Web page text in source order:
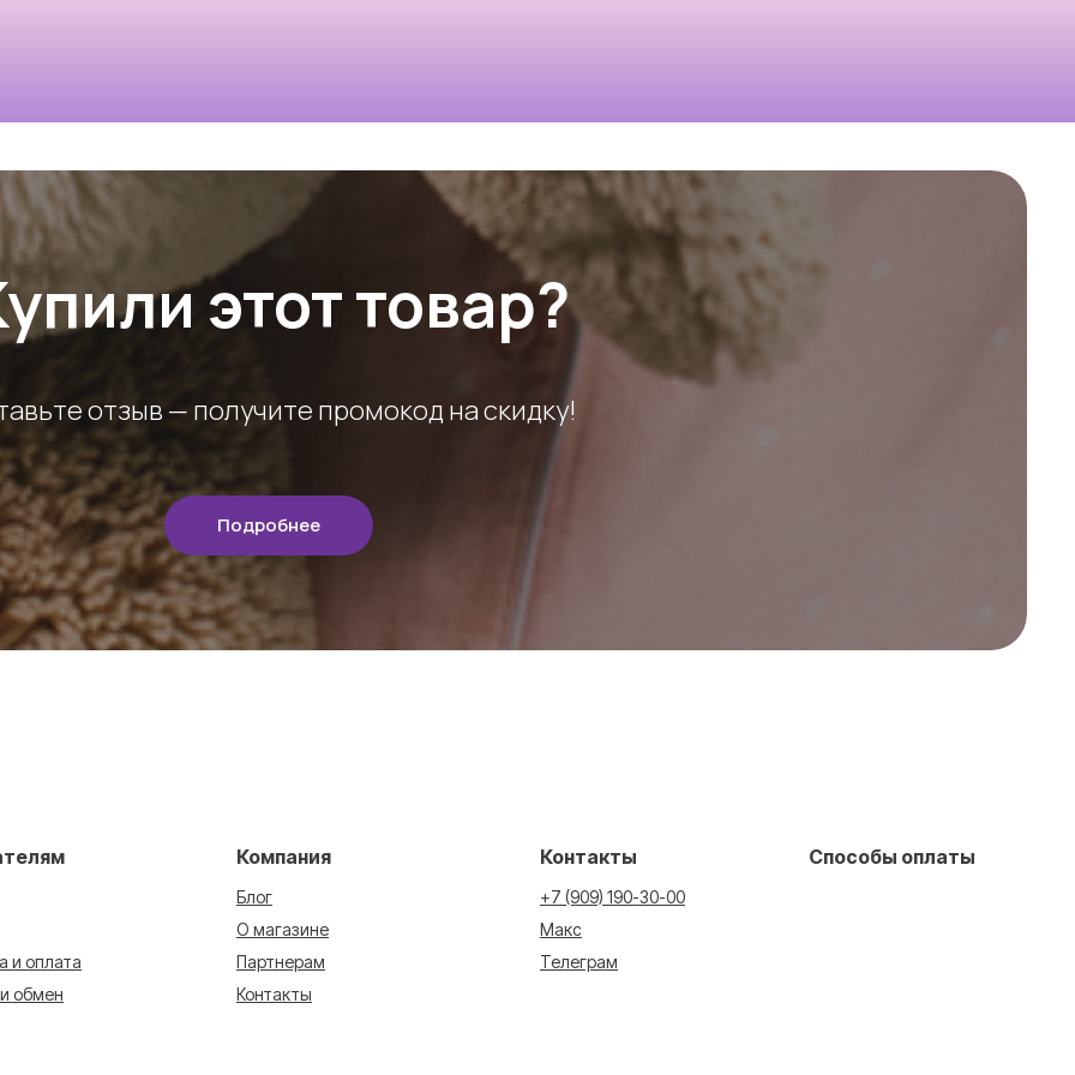
этот товар?
отзыв — получите промокод на скидку!
Подробнее
Контакты
+7 (909) 190-30-00
Макс
Телеграм
и оплата
обмен
Компания
Блог
О магазине
Партнерам
Контакты
Способы оплаты